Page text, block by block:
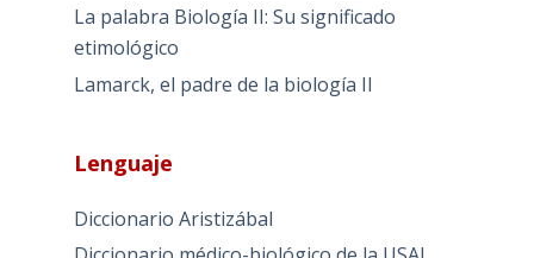
La palabra Biología II: Su significado
etimológico
Lamarck, el padre de la biología II
Lenguaje
Diccionario Aristizábal